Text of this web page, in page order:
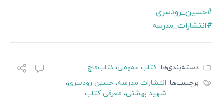
#حسین_رودسری
#انتشارات_مدرسه
دسته‌بندی‌ها: کتاب عمومی،کتاب‌قاچ
برچسب‌ها: انتشارات مدرسه، حسین رودسری،
شهید بهشتی، معرفی کتاب